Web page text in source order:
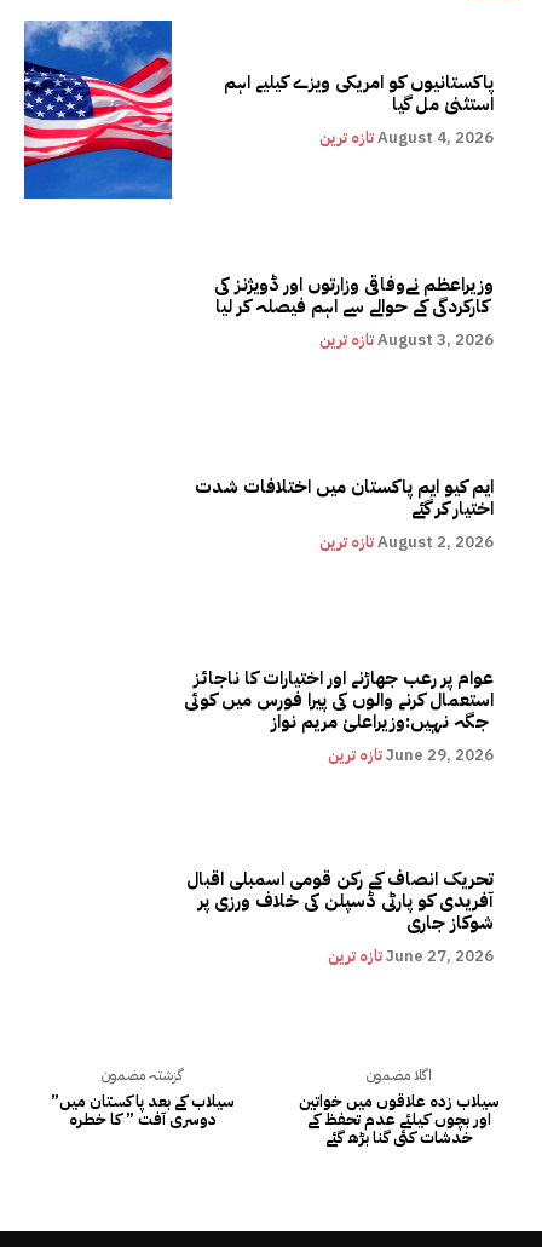
پاکستانیوں کو امریکی ویزے کیلیے اہم
استثنیٰ مل گیا
تازہ ترینAugust 4, 2026
وزیراعظم نےوفاقی وزارتوں اور ڈویژنز کی
کارکردگی کے حوالے سے اہم فیصلہ کر لیا
تازہ ترینAugust 3, 2026
ایم کیو ایم پاکستان میں اختلافات شدت
اختیار کر گئے
تازہ ترینAugust 2, 2026
عوام پر رعب جھاڑنے اور اختیارات کا ناجائز
استعمال کرنے والوں کی پیرا فورس میں کوئی
تازہ ترینJune 29, 2026
تحریک انصاف کے رکن قومی اسمبلی اقبال
آفریدی کو پارٹی ڈسپلن کی خلاف ورزی پر
شوکاز جاری
تازہ ترینJune 27, 2026
گزشتہ مضمون
سیلاب کے بعد پاکستان میں”
دوسری آفت ” کا خطرہ
اگلا مضمون
سیلاب زدہ علاقوں میں خواتین
اور بچوں کیلئے عدم تحفظ کے
خدشات کئی گنا بڑھ گئے